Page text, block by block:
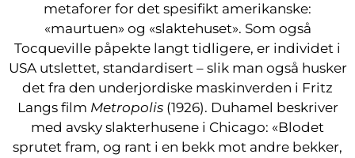
metaforer for det spesifikt amerikanske:
«maurtuen» og «slaktehuset». Som også
Tocqueville påpekte langt tidligere, er individet i
USA utslettet, standardisert – slik man også husker
det fra den underjordiske maskinverden i Fritz
Langs film Metropolis(1926). Duhamel beskriver
med avsky slakterhusene i Chicago: «Blodet
sprutet fram, og rant i en bekk mot andre bekker,